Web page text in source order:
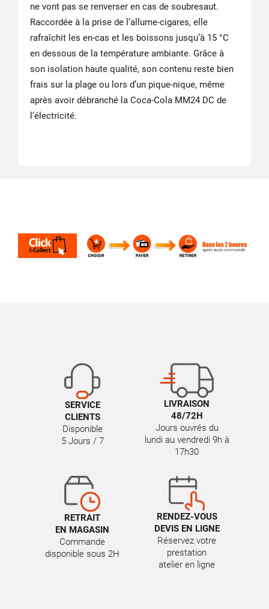
ne vont pas se renverser en cas de soubresaut.
Raccordée à la prise de l’allume-cigares, elle
rafraîchit les en-cas et les boissons jusqu’à 15 °C
en dessous de la température ambiante. Grâce à
son isolation haute qualité, son contenu reste bien
frais sur la plage ou lors d’un pique-nique, même
après avoir débranché la Coca-Cola MM24 DC de
l’électricité.
SERVICE
CLIENTS
Disponible
5 Jours / 7
LIVRAISON
48/72H
Jours ouvrés du
lundi au vendredi 9h à
17h30
RETRAIT
EN MAGASIN
Commande
disponible sous 2H
RENDEZ-VOUS
DEVIS EN LIGNE
Réservez votre
prestation
atelier en ligne